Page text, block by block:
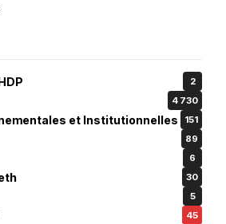
2
4 730
et Institutionnelles 151
89
6
30
5
45